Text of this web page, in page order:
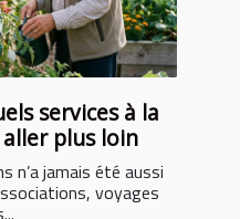
services à la
plus loin
n’a jamais été aussi
voyages